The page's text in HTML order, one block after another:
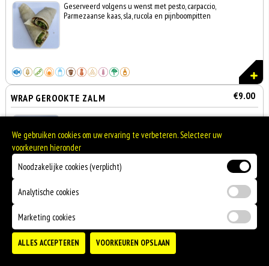
Geserveerd volgens u wenst met pesto, carpaccio,
Parmezaanse kaas, sla, rucola en pijnboompitten
WRAP GEROOKTE ZALM €9.00
Geserveerd volgens u wenst. Gerookte zalm, heerlijke
roomkaas, sla, komkommer en tomaat
Turkse Specialiteiten
Bezorgen Afhalen
Totaal
€0,00
We gebruiken cookies om uw ervaring te verbeteren. Selecteer uw
voorkeuren hieronder
Noodzakelijke cookies (verplicht)
Analytische cookies
Marketing cookies
ALLES ACCEPTEREN VOORKEUREN OPSLAAN